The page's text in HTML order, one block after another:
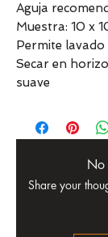
Aguja
Muestra: 10 x
Permite
Secar en
suave
No
Share your